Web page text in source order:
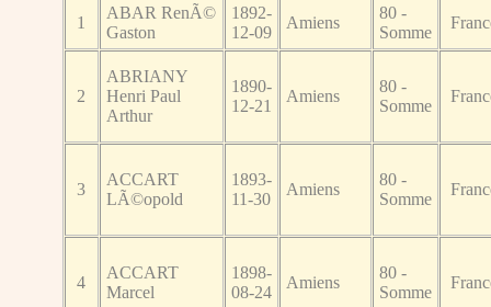
1
ABAR RenÃ©
Gaston
1892-
12-09
Amiens
80 -
Somme
2
ABRIANY
Henri Paul
Arthur
1890-
12-21
Amiens
80 -
Somme
3
ACCART
LÃ©opold
1893-
11-30
Amiens
80 -
Somme
4
ACCART
Marcel
1898-
08-24
Amiens
80 -
Somme